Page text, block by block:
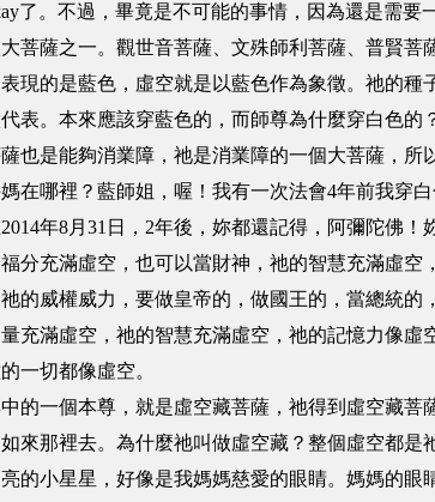
了。不過，畢竟是不可能的事情，因為還是需要
薩之一。觀世音菩薩、文殊師利菩薩、普賢菩
現的是藍色，虛空就是以藍色作為象徵。祂的種
表。本來應該穿藍色的，而師尊為什麼穿白色
也是能夠消業障，祂是消業障的一個大菩薩，所
在哪裡？藍師姐，喔！我有一次法會4年前我穿
年8月31日，2年後，妳都還記得，阿彌陀佛！
充滿虛空，也可以當財神，祂的智慧充滿虛空
的威權威力，要做皇帝的，做國王的，當總統的
充滿虛空，祂的智慧充滿虛空，祂的記憶力像
一切都像虛空。
一個本尊，就是虛空藏菩薩，祂得到虛空藏菩
來那裡去。為什麼祂叫做虛空藏？整個虛空都是
的小星星，好像是我媽媽慈愛的眼睛。媽媽的眼